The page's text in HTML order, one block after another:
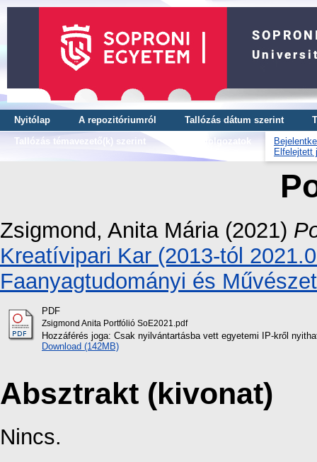
Nyitólap A repozitóriumról Tallózás dátum szerint
Tallózás témavezető(k) szerint
OTDK dolgozatok
Elfelejtett
Zsigmond, Anita Mária(2021)
Kreatívipari Kar (2013-tól
Faanyagtudományi és
PDF
Zsigmond Anita Portfólió SoE2021.pdf
Hozzáférés joga: Csak nyilvántartásba vett egyetemi IP-kről
Download (142MB)
Absztrakt (kivonat)
Nincs.